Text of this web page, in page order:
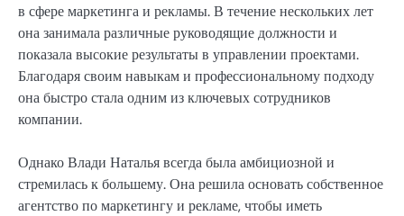
в сфере маркетинга и рекламы. В течение нескольких лет
она занимала различные руководящие должности и
показала высокие результаты в управлении проектами.
Благодаря своим навыкам и профессиональному подходу
она быстро стала одним из ключевых сотрудников
компании.
Однако Влади Наталья всегда была амбициозной и
стремилась к большему. Она решила основать собственное
агентство по маркетингу и рекламе, чтобы иметь